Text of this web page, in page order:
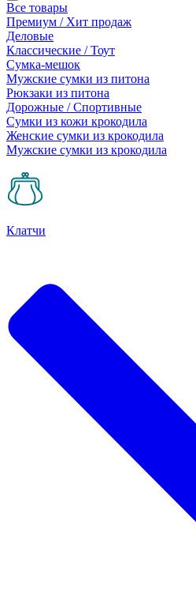
Все товары
Премиум / Хит продаж
Деловые
Классические / Тоут
Сумка-мешок
Мужские сумки из питона
Рюкзаки из питона
Дорожные / Спортивные
Сумки из кожи крокодила
Женские сумки из крокодила
Мужские сумки из крокодила
Клатчи